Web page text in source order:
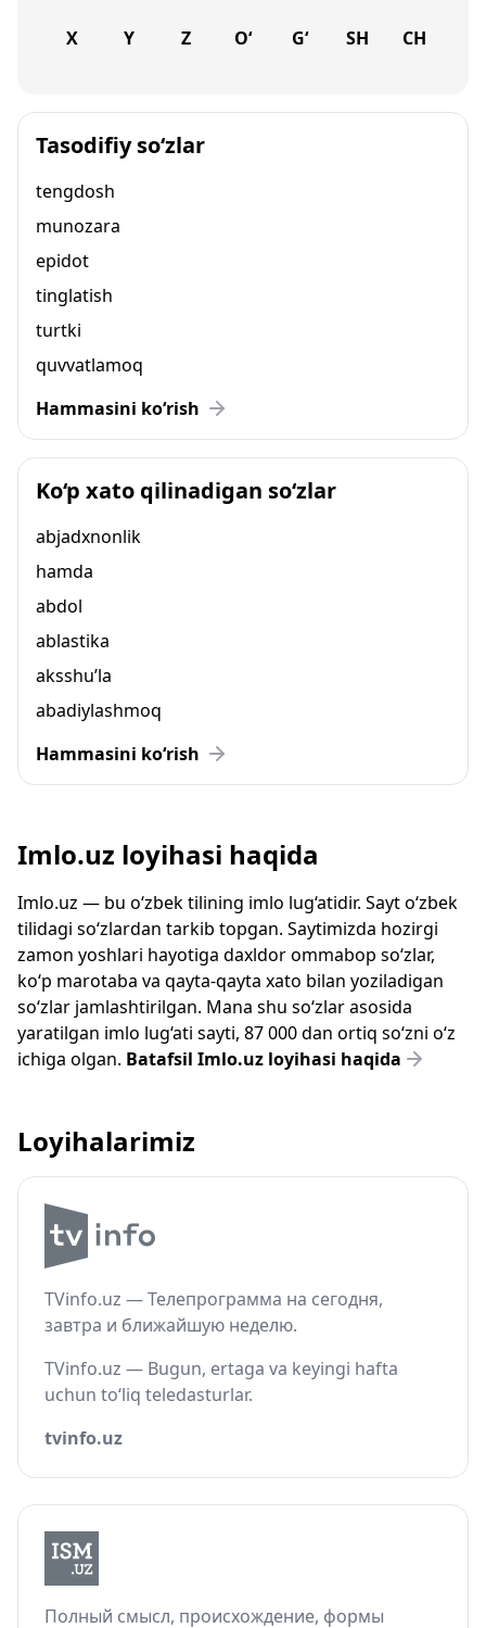
X Y Z O‘ G‘ SH CH
Tasodifiy so‘zlar
tengdosh
munozara
epidot
tinglatish
turtki
quvvatlamoq
Hammasini ko‘rish
Ko‘p xato qilinadigan so‘zlar
abjadxnonlik
hamda
abdol
ablastika
aksshu’la
abadiylashmoq
Hammasini ko‘rish
Imlo.uz loyihasi haqida
Imlo.uz — bu o‘zbek tilining imlo lug‘atidir. Sayt o‘zbek
tilidagi so‘zlardan tarkib topgan. Saytimizda hozirgi
zamon yoshlari hayotiga daxldor ommabop so‘zlar,
ko‘p marotaba va qayta-qayta xato bilan yoziladigan
so‘zlar jamlashtirilgan. Mana shu so‘zlar asosida
yaratilgan imlo lug‘ati sayti, 87 000 dan ortiq so‘zni o‘z
ichiga olgan. Batafsil Imlo.uz loyihasi haqida
Loyihalarimiz
TVinfo.uz — Телепрограмма на сегодня,
завтра и ближайшую неделю.
TVinfo.uz — Bugun, ertaga va keyingi hafta
uchun to‘liq teledasturlar.
tvinfo.uz
Полный смысл, происхождение, формы